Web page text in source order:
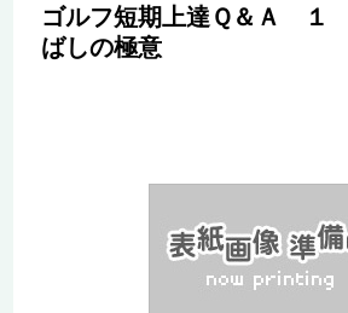
ゴルフ短期上達Ｑ＆Ａ １
ばしの極意